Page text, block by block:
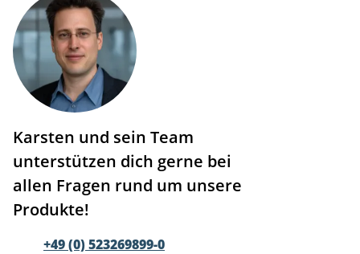
Karsten und sein Team
unterstützen dich gerne bei
allen Fragen rund um unsere
Produkte!
+49 (0) 523269899-0